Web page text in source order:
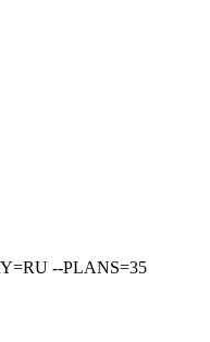
--PLANS=35